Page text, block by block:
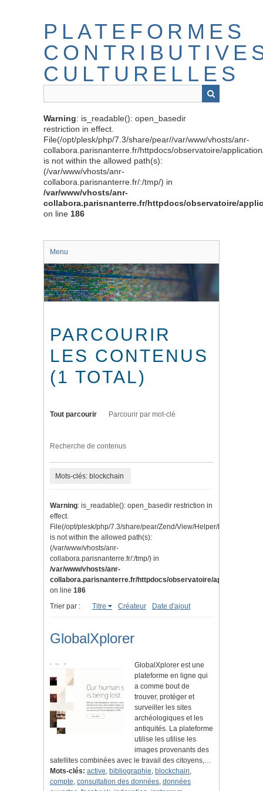
PLATEFORMES
CULTURELLES
Warning: is_readable(): open_basedir
restriction in effect.
File(/opt/plesk/php/7.3/share/pear//var/www/vhosts/anr-
collabora.parisnanterre.fr/httpdocs/observatoire/
is not within the allowed path(s):
(/var/www/vhosts/anr-
collabora.parisnanterre.fr/:/tmp/) in
/var/www/vhosts/anr-
collabora.parisnanterre.fr/httpdocs/observatoire/
on line 186
Menu
PARCOURIR
LES CONTENUS
(1 TOTAL)
Tout parcourir Parcourir par mot-clé
Recherche de contenus
Mots-clés: blockchain
Warning: is_readable(): open_basedir restriction in
effect.
File(/opt/plesk/php/7.3/share/pear/Zend/View/Helper/Navigation/
is not within the allowed path(s):
(/var/www/vhosts/anr-
collabora.parisnanterre.fr/:/tmp/) in
/var/www/vhosts/anr-
collabora.parisnanterre.fr/httpdocs/observatoire/application/
on line 186
Trier par :
Titre Créateur Date d'ajout
GlobalXplorer
GlobalXplorer est une
plateforme en ligne qui
a comme bout de
trouver, protéger et
surveiller les sites
archéologiques et les
antiquités. La plateforme
utilise les utilise les
images provenants des
satellites combinées avec le travail des citoyens,…
Mots-clés: active, bibliographie, blockchain,
compte, consultation des données, données